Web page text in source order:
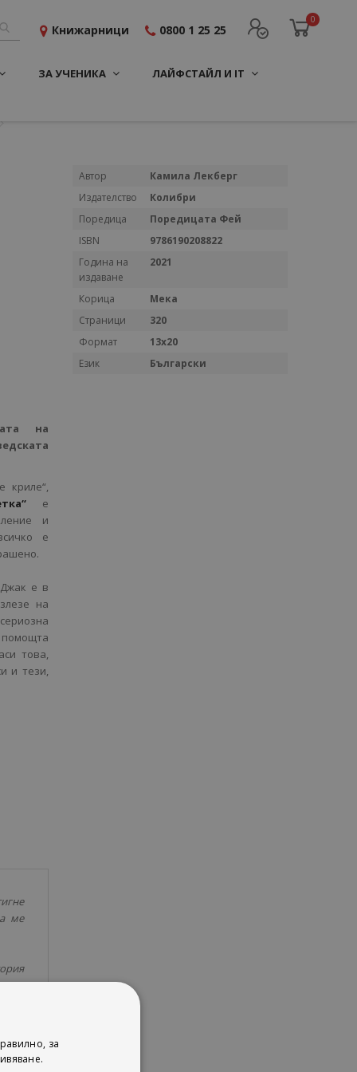
0
Книжарници 0800 1 25 25
ЗА УЧЕНИКА ЛАЙФСТАЙЛ И IT
на
криле“,
е
и
е
е в
на
помощта
това,
и тези,
ме
на
Повече
Автор
Камила Лекберг
Издателство
Колибри
Поредица
Поредицата Фей
ISBN
9786190208822
Година на
издаване
2021
Корица
Мекa
Страници
320
Формат
13x20
Език
Български
за